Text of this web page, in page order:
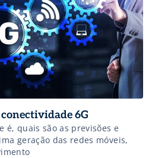
6G
é, quais são as previsões e
geração das redes móveis,